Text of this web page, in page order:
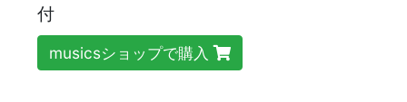
付
musicsショップで購入